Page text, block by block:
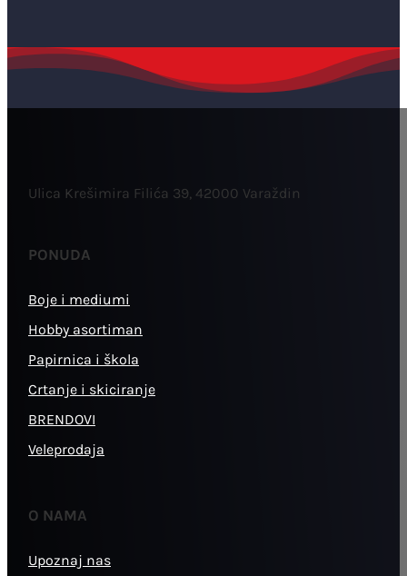
Ulica Krešimira Filića 39, 42000 Varaždin
PONUDA
Boje i mediumi
Hobby asortiman
Papirnica i škola
Crtanje i skiciranje
BRENDOVI
Veleprodaja
O NAMA
Upoznaj nas